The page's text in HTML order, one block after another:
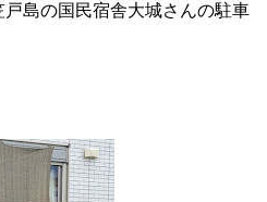
戸島の国民宿舎大城さんの駐車